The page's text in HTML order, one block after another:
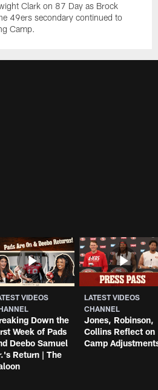
Clark on 87 Day as Brock
49ers secondary continued to
Camp.
VIDEOS
Down the
Week of Pads
Deebo Samuel
Return | The
LATEST VIDEOS
CHANNEL
Jones, Robinson,
Collins Reflect on
Camp